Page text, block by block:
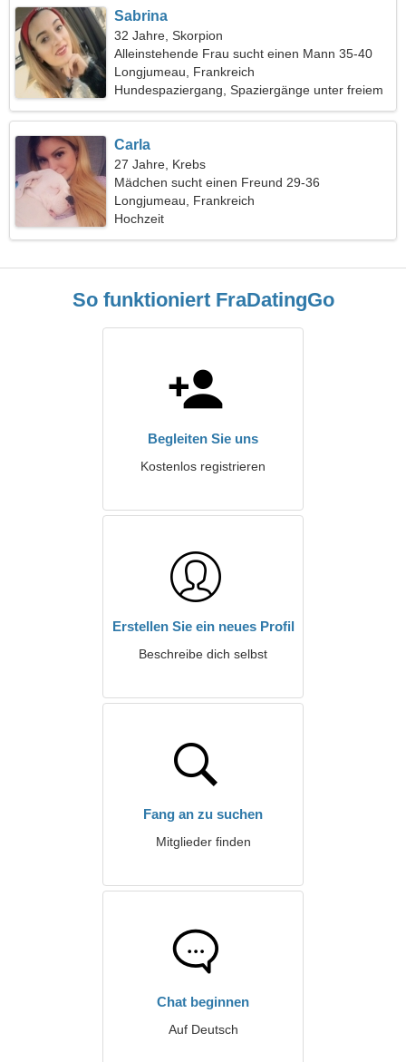
Sabrina
32 Jahre, Skorpion
Alleinstehende Frau sucht einen Mann 35-40
Longjumeau, Frankreich
Hundespaziergang, Spaziergänge unter freiem
Himmel
Carla
27 Jahre, Krebs
Mädchen sucht einen Freund 29-36
Longjumeau, Frankreich
Hochzeit
So funktioniert FraDatingGo
Begleiten Sie uns
Kostenlos registrieren
Erstellen Sie ein neues Profil
Beschreibe dich selbst
Fang an zu suchen
Mitglieder finden
Chat beginnen
Auf Deutsch